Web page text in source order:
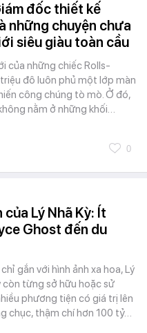
đốc thiết kế
những chuyện chưa
siêu giàu toàn cầu
của những chiếc Rolls-
đô luôn phủ một lớp màn
công chúng tò mò. Ở đó,
nằm ở những khối…
0
Lý Nhã Kỳ: Ít
Ghost đến du
gắn với hình ảnh xa hoa, Lý
còn từng sở hữu hoặc sử
phương tiện có giá trị lên
chục, thậm chí hơn 100 tỷ…